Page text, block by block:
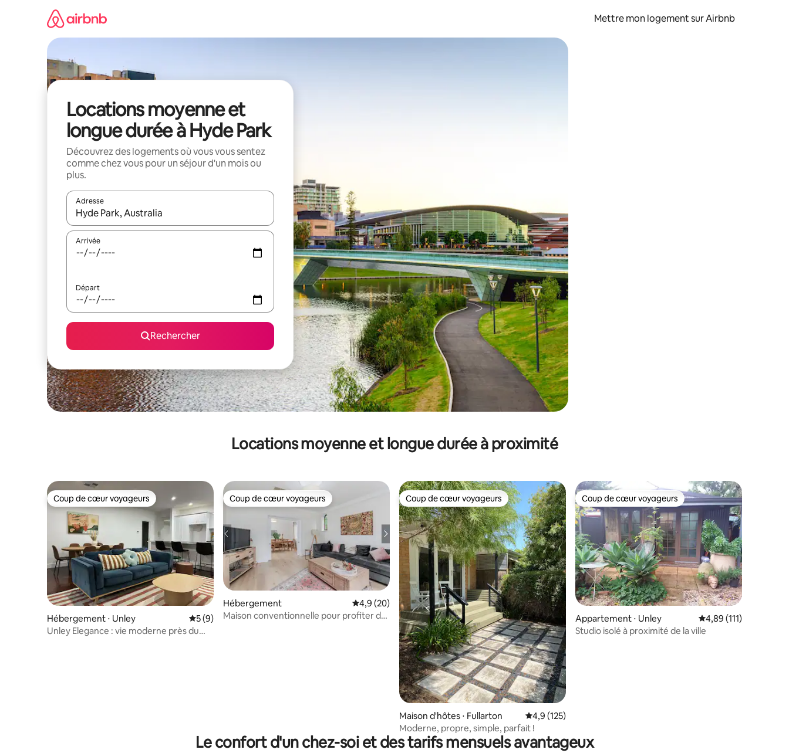
Mettre mon logement sur Airbnb
Locations moyenne et
longue durée à Hyde Park
Découvrez des logements où vous vous sentez
comme chez vous pour un séjour d'un mois ou
plus.
Adresse
Lorsque les résultats s'affichent, utilisez les flèches vers le haut et vers le bas pour les parcourir ou en appuyant et en faisant glisser.
Arrivée
Départ
Rechercher
Locations moyenne et longue durée à proximité
Coup de cœur voyageurs
Coup de cœur voyageurs
Hébergement ⋅ Unley Évaluation moyenne sur la base de 9 commentaires : 5 sur 5
5 (9)
Unley Elegance : vie moderne près du
Coup de cœur voyageurs
Coup de cœur voyageurs
Hébergement Évaluation moyenne sur la base de 20 commentaires : 4,9 sur 5
4,9 (20)
Maison conventionnelle pour profiter du
Coup de cœur voyageurs
Coup de cœur voyageurs
Maison d'hôtes ⋅ Fullarton Évaluation moyenne sur la base de 125 commentaires : 4,9 sur 5
4,9 (125)
Moderne, propre, simple, parfait !
Coup de cœur voyageurs
Coup de cœur voyageurs
Appartement ⋅ Unley Évaluation moyenne
4,89 (111)
Studio isolé à proximité de la ville
Le confort d'un chez-soi et des tarifs mensuels avantageux